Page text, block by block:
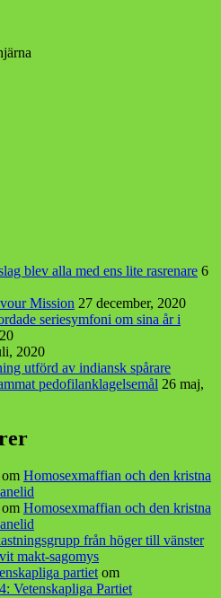
blev alla med ens lite rasrenare 6
Mission 27 december, 2020
seriesymfoni om sina år i
2020
utförd av indiansk spårare
pedofilanklagelsemål 26 maj,
om Homosexmaffian och den kristna
om Homosexmaffian och den kristna
från höger till vänster
makt-sagomys
partietom
Vetenskapliga Partiet